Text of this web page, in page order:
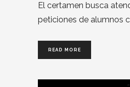
El certamen busca
peticiones de alumnos
READ MORE